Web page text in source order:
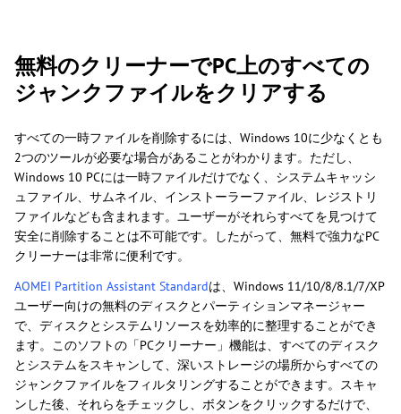
無料のクリーナーでPC上のすべての
ジャンクファイルをクリアする
すべての一時ファイルを削除するには、Windows 10に少なくとも
2つのツールが必要な場合があることがわかります。ただし、
Windows 10 PCには一時ファイルだけでなく、システムキャッシ
ュファイル、サムネイル、インストーラーファイル、レジストリ
ファイルなども含まれます。ユーザーがそれらすべてを見つけて
安全に削除することは不可能です。したがって、無料で強力なPC
クリーナーは非常に便利です。
AOMEI Partition Assistant Standardは、Windows 11/10/8/8.1/7/XP
ユーザー向けの無料のディスクとパーティションマネージャー
で、ディスクとシステムリソースを効率的に整理することができ
ます。このソフトの「PCクリーナー」機能は、すべてのディスク
とシステムをスキャンして、深いストレージの場所からすべての
ジャンクファイルをフィルタリングすることができます。スキャ
ンした後、それらをチェックし、ボタンをクリックするだけで、